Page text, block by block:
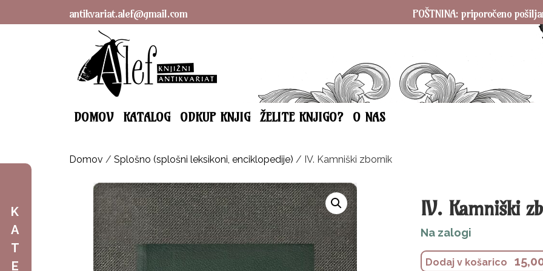
antikvariat.alef@gmail.com POŠTNINA: priporočeno
DOMOV KATALOG ODKUP KNJIG ŽELITE KNJIGO? O NAS
Domov / Splošno (splošni leksikoni, enciklopedije) / IV. Kamniški zbornik
IV. Kamniški
Na zalogi
Dodaj v košarico
K
A
T
E